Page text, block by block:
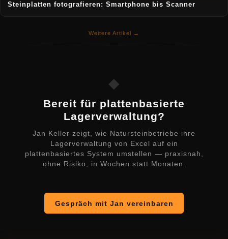
Steinplatten fotografieren: Smartphone bis Scanner
Weitere Artikel →
◆
Bereit für plattenbasierte
Lagerverwaltung?
Jan Keller zeigt, wie Natursteinbetriebe ihre
Lagerverwaltung von Excel auf ein
plattenbasiertes System umstellen — praxisnah,
ohne Risiko, in Wochen statt Monaten.
Gespräch mit Jan vereinbaren